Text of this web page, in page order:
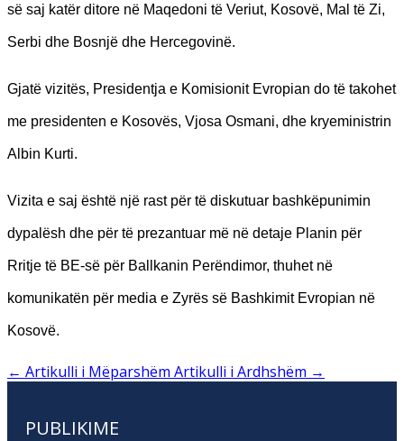
së saj katër ditore në Maqedoni të Veriut, Kosovë, Mal të Zi,
Serbi dhe Bosnjë dhe Hercegovinë.
Gjatë vizitës, Presidentja e Komisionit Evropian do të takohet
me presidenten e Kosovës, Vjosa Osmani, dhe kryeministrin
Albin Kurti.
Vizita e saj është një rast për të diskutuar bashkëpunimin
dypalësh dhe për të prezantuar më në detaje Planin për
Rritje të BE-së për Ballkanin Perëndimor, thuhet në
komunikatën për media e Zyrës së Bashkimit Evropian në
Kosovë.
← Artikulli i Mëparshëm Artikulli i Ardhshëm →
PUBLIKIME